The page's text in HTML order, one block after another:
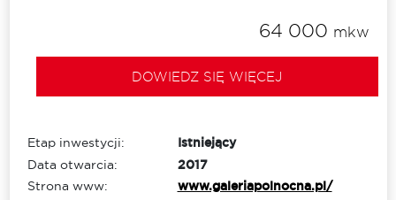
64 000 mkw
DOWIEDZ SIĘ WIĘCEJ
Etap inwestycji:
Istniejący
Data otwarcia:
2017
Strona www:
www.galeriapolnocna.pl/